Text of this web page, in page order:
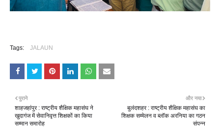
Tags: JALAUN
और नया
बुलंदशहर : राष्ट्रीय शैक्षिक महासंघ का
शिक्षक सम्मेलन व ब्लॉक अरनिया का गठन
संपन्न
पुराने
शाहजहांपुर : राष्ट्रीय शैक्षिक महासंघ ने
खुदागंज में सेवानिवृत्त शिक्षकों का किया
सम्मान समारोह